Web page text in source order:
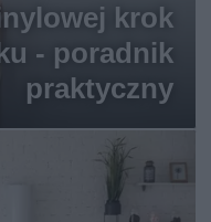
krok
- poradnik
praktyczny